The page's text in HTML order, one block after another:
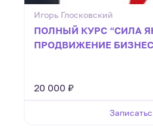
Игорь Глосковский
ПОЛНЫЙ КУРС “СИЛА
ПРОДВИЖЕНИЕ
20 000 ₽